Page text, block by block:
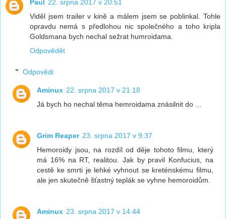
Paul
22. srpna 2017 v 20:51
Viděl jsem trailer v kině a málem jsem se poblinkal. Tohle
opravdu nemá s předlohou nic společného a toho kripla
Goldsmana bych nechal sežrat humroidama.
Odpovědět
Odpovědi
Aminux 22. srpna 2017 v 21:18
Já bych ho nechal těma hemroidama znásilnit do ...
Grim Reaper 23. srpna 2017 v 9:37
Hemoroidy jsou, na rozdíl od děje tohoto filmu, který
má 16% na RT, realitou. Jak by pravil Konfucius, na
cestě ke smrti je lehké vyhnout se kreténskému filmu,
ale jen skutečně šťastný teplák se vyhne hemoroidům.
Aminux 23. srpna 2017 v 14:44